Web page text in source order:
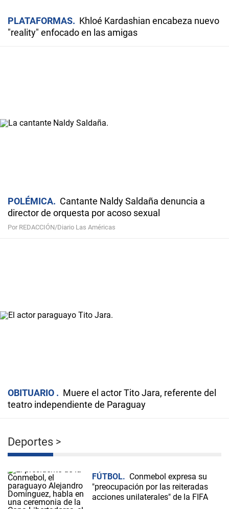
PLATAFORMAS
Khloé Kardashian encabeza nuevo
"reality" enfocado en las amigas
POLÉMICA
Cantante Naldy Saldaña denuncia a
director de orquesta por acoso sexual
Por REDACCIÓN/Diario Las Américas
OBITUARIO
Muere el actor Tito Jara, referente del
teatro independiente de Paraguay
Deportes
FÚTBOL
Conmebol expresa su
"preocupación por las reiteradas
acciones unilaterales" de la FIFA